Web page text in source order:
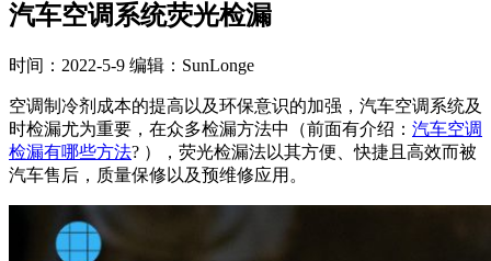
汽车空调系统荧光检漏
时间：2022-5-9 编辑：SunLonge
空调制冷剂成本的提高以及环保意识的加强，汽车空调系统及
时检漏尤为重要，在众多检漏方法中（前面有介绍： 汽车空调
检漏有哪些方法? ），荧光检漏法以其方便、快捷且高效而被
汽车售后，质量保修以及预维修应用。